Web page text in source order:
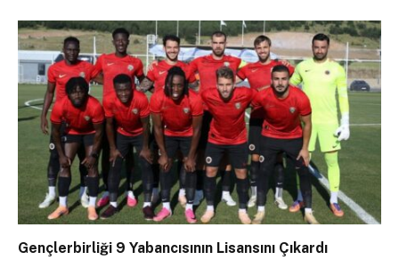
Gençlerbirliği 9 Yabancısının Lisansını Çıkardı